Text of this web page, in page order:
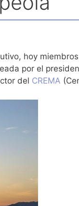
hoy
por el
del CREMA